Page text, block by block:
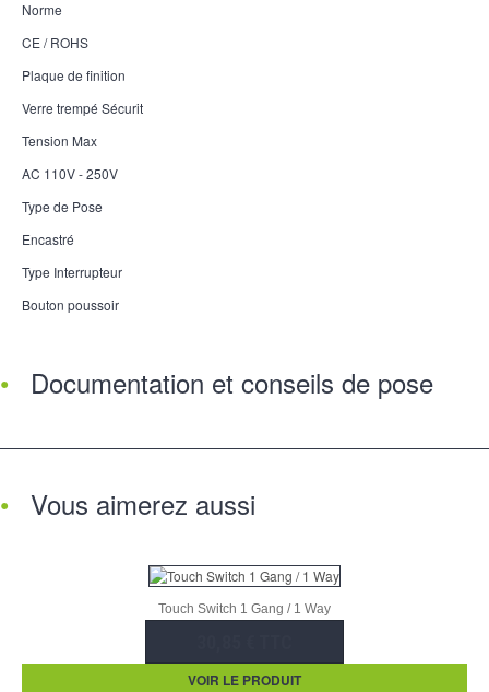
Norme
CE / ROHS
Plaque de finition
Verre trempé Sécurit
Tension Max
AC 110V - 250V
Type de Pose
Encastré
Type Interrupteur
Bouton poussoir
Documentation et conseils de pose
Vous aimerez aussi
Touch Switch 1 Gang / 1 Way
VOIR LE PRODUIT